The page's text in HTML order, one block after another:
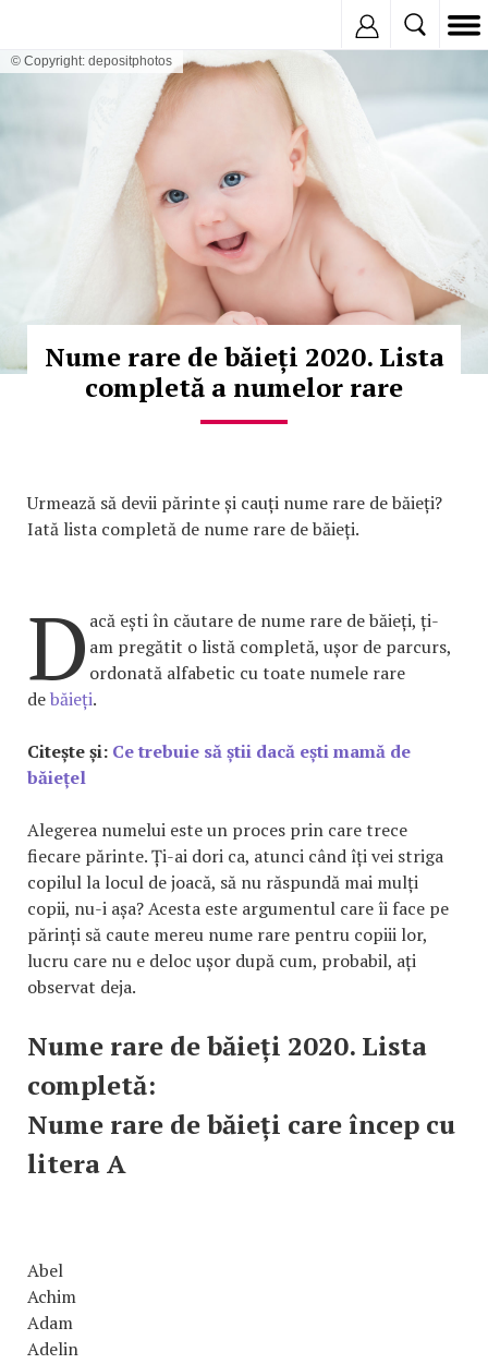
© Copyright: depositphotos
Nume rare de băieți 2020. Lista
completă a numelor rare
Urmează să devii părinte și cauți nume rare de băieți?
Iată lista completă de nume rare de băieți.
D acă ești în căutare de nume rare de băieți, ți-
am pregătit o listă completă, ușor de parcurs,
ordonată alfabetic cu toate numele rare
debăieți.
Citește și: Ce trebuie să știi dacă ești mamă de
băiețel
Alegerea numelui este un proces prin care trece
fiecare părinte. Ți-ai dori ca, atunci când îți vei striga
copilul la locul de joacă, să nu răspundă mai mulți
copii, nu-i așa? Acesta este argumentul care îi face pe
părinți să caute mereu nume rare pentru copiii lor,
lucru care nu e deloc ușor după cum, probabil, ați
observat deja.
Nume rare de băieți 2020. Lista
completă:
Nume rare de băieți care încep cu
litera A
Abel
Achim
Adam
Adelin